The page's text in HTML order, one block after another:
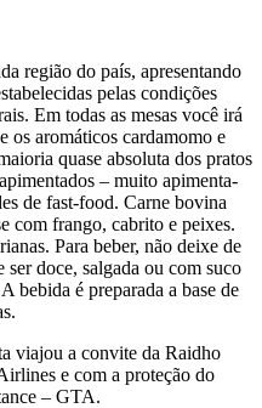
região do país, apresentando
pelas condições
Em todas as mesas você irá
os aromáticos car­damomo e
quase absoluta dos pratos
– muito apimenta­
de fast-food. Carne bovina
com fran­go, cabrito e peixes.
Para beber, não deixe de
doce, salgada ou com suco
bebida é preparada a base de
viajou a convite da Raidho
e com a proteção do
– GTA.